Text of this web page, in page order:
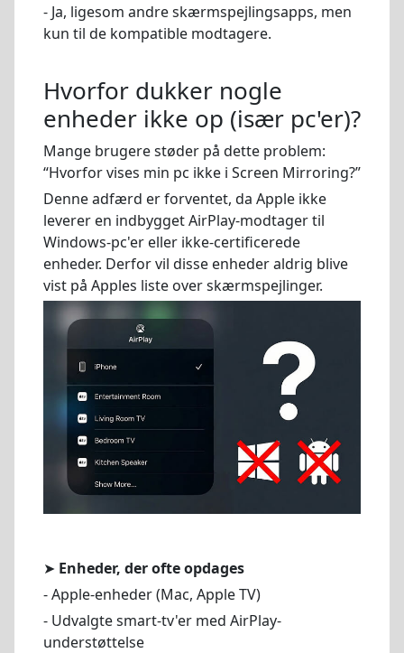
- Ja, ligesom andre skærmspejlingsapps, men
kun til de kompatible modtagere.
Hvorfor dukker nogle
enheder ikke op (især pc'er)?
Mange brugere støder på dette problem:
“Hvorfor vises min pc ikke i Screen Mirroring?”
Denne adfærd er forventet, da Apple ikke
leverer en indbygget AirPlay-modtager til
Windows-pc'er eller ikke-certificerede
enheder. Derfor vil disse enheder aldrig blive
vist på Apples liste over skærmspejlinger.
➤ Enheder, der ofte opdages
- Apple-enheder (Mac, Apple TV)
- Udvalgte smart-tv'er med AirPlay-
understøttelse